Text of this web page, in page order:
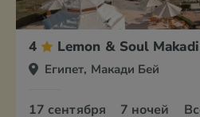
4 Lemon & Soul
Египет, Макади Бей
17 сентября 7 ночей